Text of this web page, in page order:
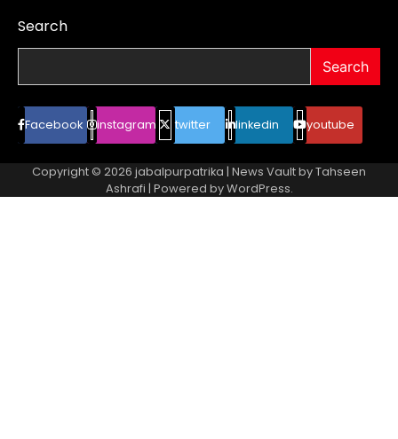
Search
Search
Facebook instagram twitter linkedin youtube
Copyright © 2026 jabalpurpatrika | News Vault byTahseen
Ashrafi | Powered byWordPress.